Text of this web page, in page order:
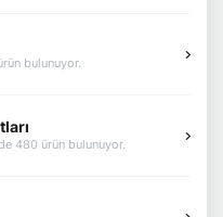
bulunuyor.
480 ürün bulunuyor.